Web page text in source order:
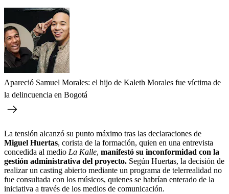
Apareció Samuel Morales: el hijo de Kaleth Morales fue víctima de
la delincuencia en Bogotá
La tensión alcanzó su punto máximo tras las declaraciones de
Miguel Huertas, corista de la formación, quien en una entrevista
concedida al medio La Kalle, manifestó su inconformidad con la
gestión administrativa del proyecto. Según Huertas, la decisión de
realizar un casting abierto mediante un programa de telerrealidad no
fue consultada con los músicos, quienes se habrían enterado de la
iniciativa a través de los medios de comunicación.